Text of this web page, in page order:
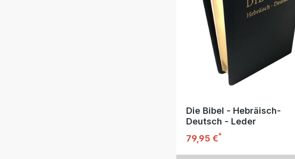
Die Bibel - Hebräisch-
Deutsch - Leder
Regulärer Preis:
79,95 €*